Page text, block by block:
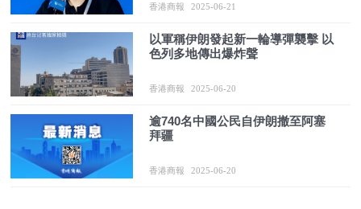
香港商報 2025-06-21
以軍稱伊朗發起新一輪導彈襲擊 以
色列多地傳出爆炸聲
香港商報 2025-06-20
逾740名中國公民自伊朗撤至阿塞
拜疆
香港商報 2025-06-20